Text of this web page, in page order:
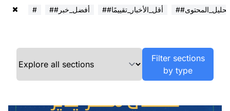
# ##أفضل_خبر ##أقل_الأخبار_تقييمًا ##تحليل_المحتوى
Filter sections
by type